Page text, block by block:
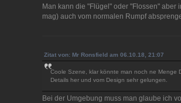
Man kann die "Flügel" oder "Flossen"
mag) auch vom normalen Rumpf
Zitat von: Mr Ronsfield am 06.10.18, 21:07
Coole Szene, klar könnte man noch ne Menge
Details her und vom Design sehr gelungen.
Bei der Umgebung muss man glaube ich